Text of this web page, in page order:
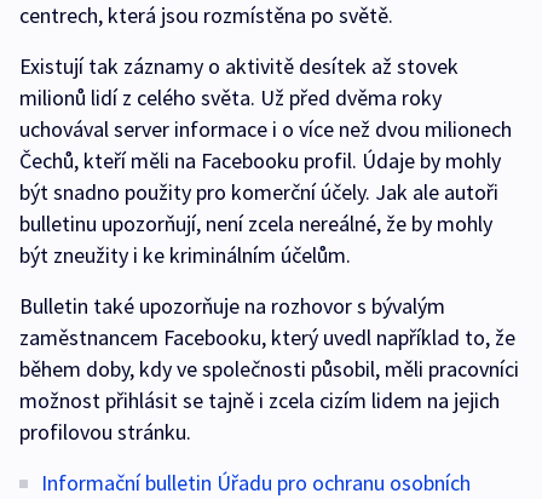
centrech, která jsou rozmístěna po světě.
Existují tak záznamy o aktivitě desítek až stovek
milionů lidí z celého světa. Už před dvěma roky
uchovával server informace i o více než dvou milionech
Čechů, kteří měli na Facebooku profil. Údaje by mohly
být snadno použity pro komerční účely. Jak ale autoři
bulletinu upozorňují, není zcela nereálné, že by mohly
být zneužity i ke kriminálním účelům.
Bulletin také upozorňuje na rozhovor s bývalým
zaměstnancem Facebooku, který uvedl například to, že
během doby, kdy ve společnosti působil, měli pracovníci
možnost přihlásit se tajně i zcela cizím lidem na jejich
profilovou stránku.
Informační bulletin Úřadu pro ochranu osobních